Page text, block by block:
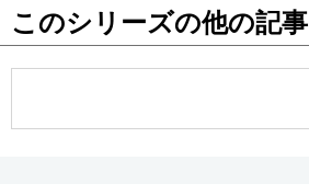
公式SNS
このシリーズの他の記事